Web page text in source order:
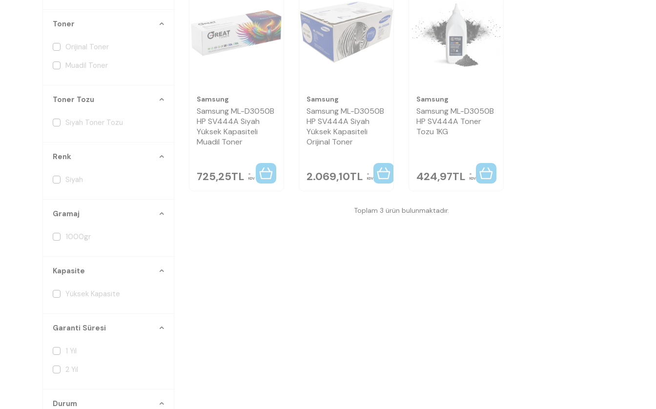
Toner
Orijinal Toner
Muadil Toner
Toner Tozu
Siyah Toner Tozu
Renk
Siyah
Gramaj
1000gr
Kapasite
Yüksek Kapasite
Garanti Süresi
1 Yıl
2 Yıl
Durum
Samsung
Samsung ML-D3050B
HP SV444A Siyah
Yüksek Kapasiteli
Muadil Toner
725,25TL KDV
Samsung
Samsung ML-D3050B
HP SV444A Siyah
Yüksek Kapasiteli
Orijinal Toner
2.069,10TL KDV
Samsung
Samsung ML-D3050B
HP SV444A Toner
Tozu 1KG
424,97TL KDV
Toplam 3 ürün bulunmaktadır.